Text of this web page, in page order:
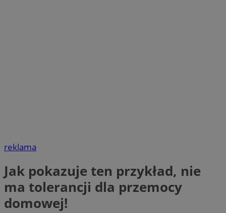
reklama
Jak pokazuje ten przykład, nie
ma tolerancji dla przemocy
domowej!